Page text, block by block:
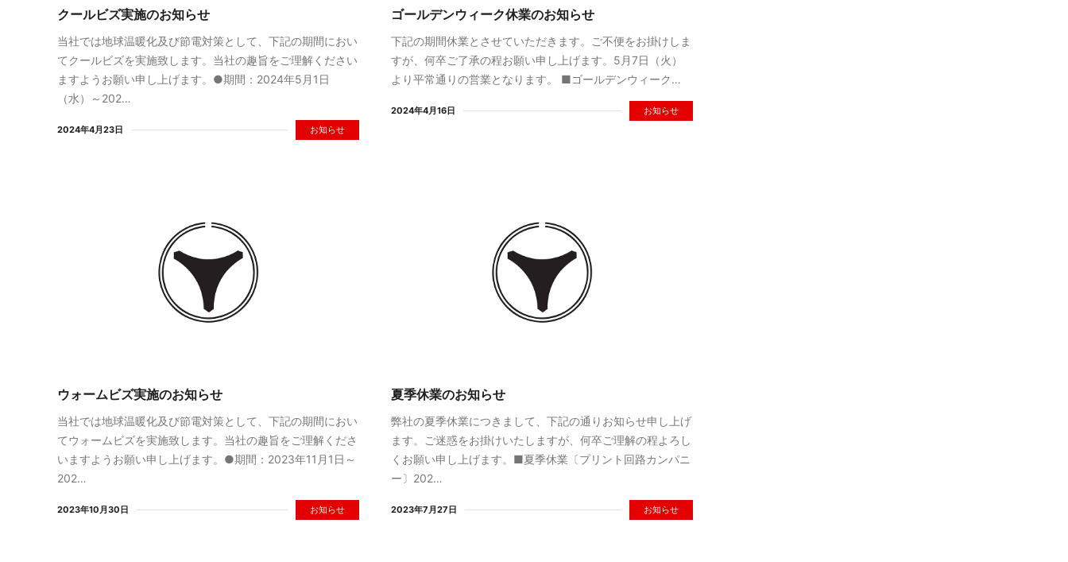
クールビズ実施のお知らせ
当社では地球温暖化及び節電対策として、下記の期間におい
てクールビズを実施致します。当社の趣旨をご理解ください
ますようお願い申し上げます。●期間：2024年5月1日
（水）～202…
2024年4月23日 お知らせ
ゴールデンウィーク休業のお知らせ
下記の期間休業とさせていただきます。ご不便をお掛けしま
すが、何卒ご了承の程お願い申し上げます。5月7日（火）
より平常通りの営業となります。 ■ゴールデンウィーク…
2024年4月16日 お知らせ
ウォームビズ実施のお知らせ
当社では地球温暖化及び節電対策として、下記の期間におい
てウォームビズを実施致します。当社の趣旨をご理解くださ
いますようお願い申し上げます。●期間：2023年11月1日～
202…
2023年10月30日 お知らせ
夏季休業のお知らせ
弊社の夏季休業につきまして、下記の通りお知らせ申し上げ
ます。ご迷惑をお掛けいたしますが、何卒ご理解の程よろし
くお願い申し上げます。■夏季休業〔プリント回路カンパニ
ー〕202…
2023年7月27日 お知らせ